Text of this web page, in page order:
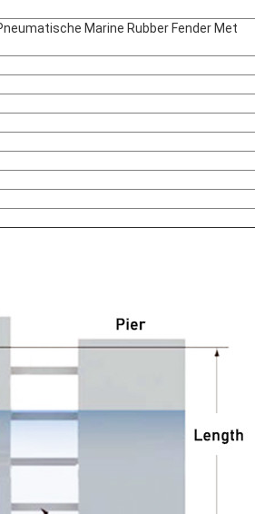
Marine Rubber Fender Met